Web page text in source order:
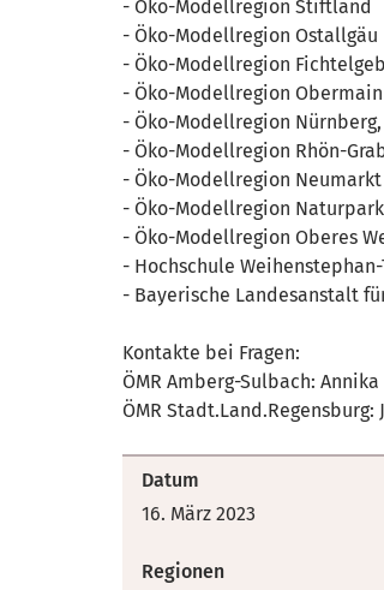
- Öko-Modellregion Stiftland
- Öko-Modellregion Ostallgäu
- Öko-Modellregion
- Öko-Modellregion Obermain
- Öko-Modellregion
- Öko-Modellregion Rhön-
- Öko-Modellregion Neumarkt
- Öko-Modellregion
- Öko-Modellregion Oberes
- Hochschule
- Bayerische Landesanstalt
Kontakte bei Fragen:
ÖMR Amberg-Sulbach: Annika
ÖMR Stadt.Land.Regensburg:
Datum
16. März 2023
Regionen